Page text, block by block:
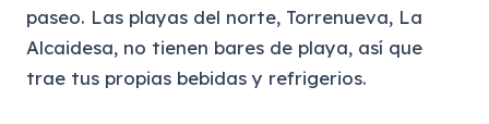
paseo. Las playas del norte, Torrenueva, La
Alcaidesa, no tienen bares de playa, así que
trae tus propias bebidas y refrigerios.